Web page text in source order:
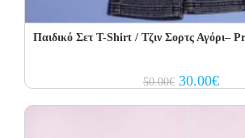
Παιδικό Σετ T-Shirt / Τζιν Σορτς Αγόρι–
50.00€ Original
price
30.00€
price